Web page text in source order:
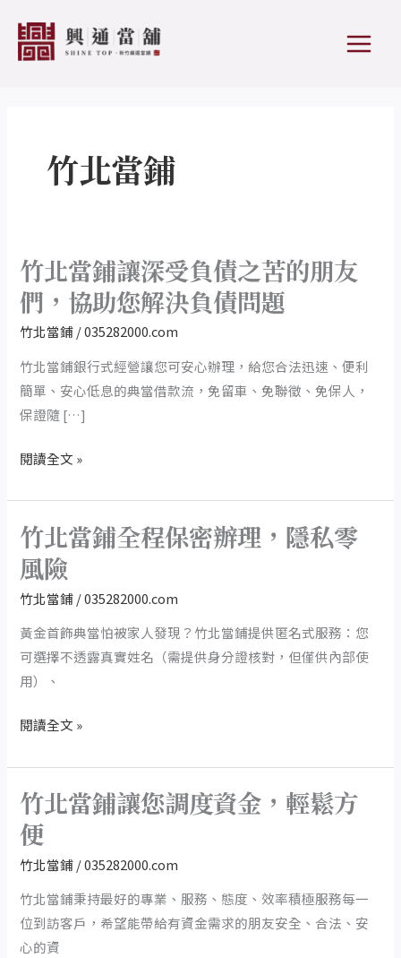
竹北當鋪
竹北當鋪讓深受負債之苦的朋友
們，協助您解決負債問題
竹北當鋪/035282000.com
竹北當鋪銀行式經營讓您可安心辦理，給您合法迅速、便利
簡單、安心低息的典當借款流，免留車、免聯徵、免保人，
保證隨 […]
竹
北
當
鋪
讓
深
受
債
苦
的
朋
友
們，
協
助
您
決
債
問
題
閱讀全文 »
竹北當鋪全程保密辦理，隱私零
風險
竹北當鋪/035282000.com
黃金首飾典當怕被家人發現？竹北當鋪提供匿名式服務：您
可選擇不透露真實姓名（需提供身分證核對，但僅供內部使
用）、
竹
北
當
鋪
全
程
保
辦
隱
私
零
風
險
閱讀全文 »
竹北當鋪讓您調度資金，輕鬆方
便
竹北當鋪/035282000.com
竹北當鋪秉持最好的專業、服務、態度、效率積極服務每一
位到訪客戶，希望能帶給有資金需求的朋友安全、合法、安
心的資
竹
北
當
鋪
讓
您
調
章
分